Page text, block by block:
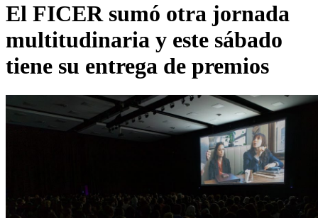
El FICER sumó otra jornada
multitudinaria y este sábado
tiene su entrega de premios